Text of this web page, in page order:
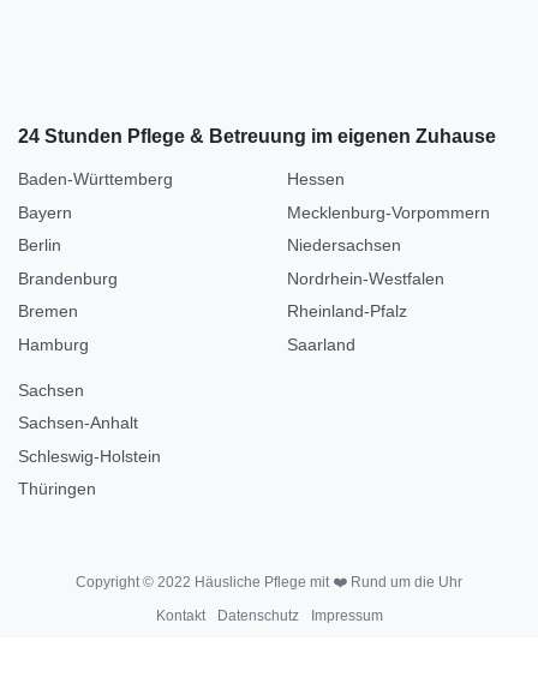
24 Stunden Pflege & Betreuung im eigenen Zuhause
Baden-Württemberg
Bayern
Berlin
Brandenburg
Bremen
Hamburg
Hessen
Mecklenburg-Vorpommern
Niedersachsen
Nordrhein-Westfalen
Rheinland-Pfalz
Saarland
Sachsen
Sachsen-Anhalt
Schleswig-Holstein
Thüringen
Copyright © 2022 Häusliche Pflege mit ❤️ Rund um die Uhr
Kontakt
Datenschutz Impressum